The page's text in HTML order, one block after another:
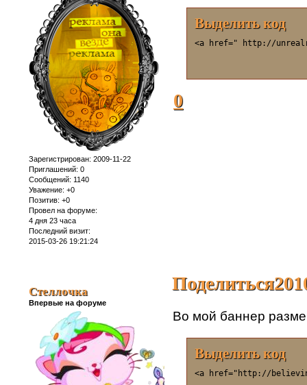
Зарегистрирован: 2009-11-22
Приглашений: 0
Сообщений: 1140
Уважение: +0
Позитив: +0
Провел на форуме:
4 дня 23 часа
Последний визит:
2015-03-26 19:21:24
Выделить код
<a href=" http://
0
Поделиться
Стеллочка
Впервые на форуме
Во мой баннер
Выделить код
<a href="http://